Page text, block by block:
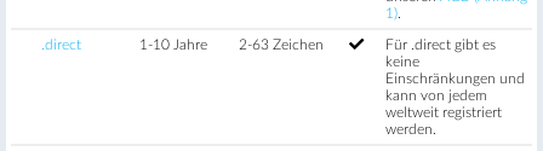
1)
.direct 1-10 Jahre 2-63 Zeichen
Für .direct gibt es
keine
Einschränkungen und
kann von jedem
weltweit registriert
werden.